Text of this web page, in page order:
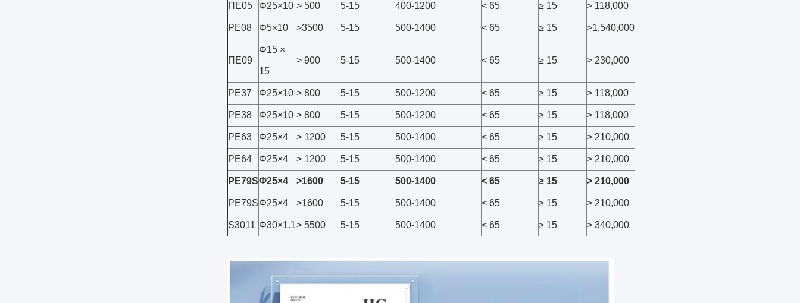
ΠΕ05 Φ25×10 > 500 5-15 400-1200 < 65 ≥ 15 > 118,000
PE08 Φ5×10 >3500 5-15 500-1400 < 65 ≥ 15 >1,540,000
ΠΕ09
Φ15 ×
15
> 900 5-15 500-1400 < 65 ≥ 15 > 230,000
PE37 Φ25×10 > 800 5-15 500-1200 < 65 ≥ 15 > 118,000
PE38 Φ25×10 > 800 5-15 500-1200 < 65 ≥ 15 > 118,000
PE63 Φ25×4 > 1200 5-15 500-1400 < 65 ≥ 15 > 210,000
PE64 Φ25×4 > 1200 5-15 500-1400 < 65 ≥ 15 > 210,000
PE79SΦ25×4 >1600 5-15 500-1400 < 65 ≥ 15 > 210,000
PE79SΦ25×4 >1600 5-15 500-1400 < 65 ≥ 15 > 210,000
S3011 Φ30×1.1> 5500 5-15 500-1400 < 65 ≥ 15 > 340,000